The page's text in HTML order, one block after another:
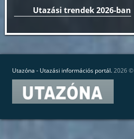
Utazási trendek 2026-ban
Utazóna - Utazási információs portál.2026 ©